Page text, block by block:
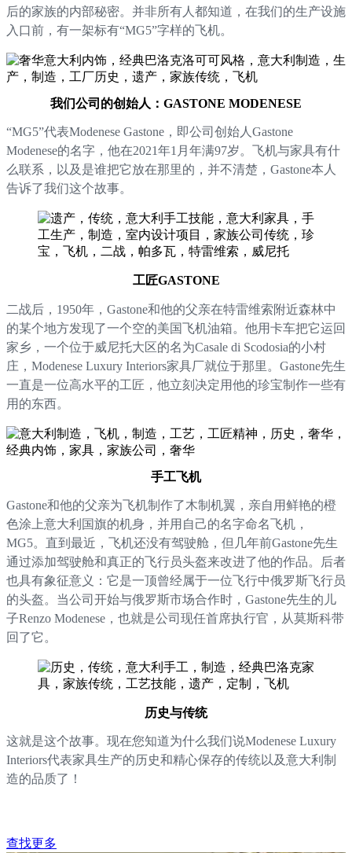
后的家族的内部秘密。并非所有人都知道，在我们的生产设施
入口前，有一架标有“MG5”字样的飞机。
我们公司的创始人：GASTONE MODENESE
“MG5”代表Modenese Gastone，即公司创始人Gastone
Modenese的名字，他在2021年1月年满97岁。飞机与家具有什
么联系，以及是谁把它放在那里的，并不清楚，Gastone本人
告诉了我们这个故事。
工匠GASTONE
二战后，1950年，Gastone和他的父亲在特雷维索附近森林中
的某个地方发现了一个空的美国飞机油箱。他用卡车把它运回
家乡，一个位于威尼托大区的名为Casale di Scodosia的小村
庄，Modenese Luxury Interiors家具厂就位于那里。Gastone先生
一直是一位高水平的工匠，他立刻决定用他的珍宝制作一些有
用的东西。
手工飞机
Gastone和他的父亲为飞机制作了木制机翼，亲自用鲜艳的橙
色涂上意大利国旗的机身，并用自己的名字命名飞机，
MG5。直到最近，飞机还没有驾驶舱，但几年前Gastone先生
通过添加驾驶舱和真正的飞行员头盔来改进了他的作品。后者
也具有象征意义：它是一顶曾经属于一位飞行中俄罗斯飞行员
的头盔。当公司开始与俄罗斯市场合作时，Gastone先生的儿
子Renzo Modenese，也就是公司现任首席执行官，从莫斯科带
回了它。
历史与传统
这就是这个故事。现在您知道为什么我们说Modenese Luxury
Interiors代表家具生产的历史和精心保存的传统以及意大利制
造的品质了！
查找更多